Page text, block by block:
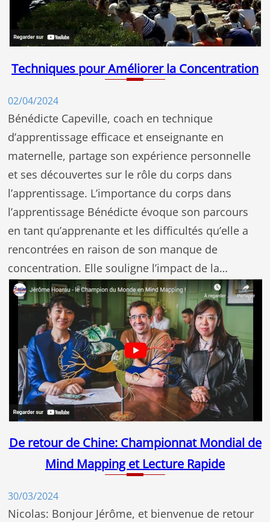
Techniques pour Améliorer la Concentration
02/04/2024
Bénédicte Capeville, coach en technique
d’apprentissage efficace et enseignante en
maternelle, partage son expérience personnelle
et ses découvertes sur le rôle du corps dans
l’apprentissage. L’importance du corps dans
l’apprentissage Bénédicte évoque son parcours
en tant qu’apprenante et les difficultés qu’elle a
rencontrées en raison de son manque de
concentration. Elle souligne l’impact de la…
De retour de Chine: Championnat Mondial de
Mind Mapping et Lecture Rapide
30/03/2024
Nicolas: Bonjour Jérôme, et bienvenue de retour